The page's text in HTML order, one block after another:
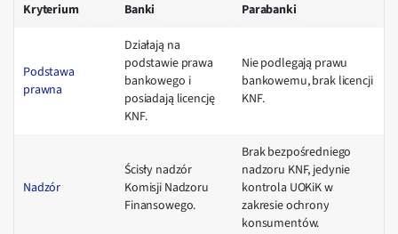
Kryterium Banki Parabanki
Podstawa
prawna
Działają na
podstawie prawa
bankowego i
posiadają licencję
KNF.
Nie podlegają prawu
bankowemu, brak licencji
KNF.
Nadzór
Ścisły nadzór
Komisji Nadzoru
Finansowego.
Brak bezpośredniego
nadzoru KNF, jedynie
kontrola UOKiK w
zakresie ochrony
konsumentów.